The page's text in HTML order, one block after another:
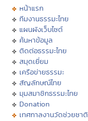
หน้าแรก
ทีมงานธรรมะไทย
แผนผังเว็บไซต์
ค้นหาข้อมูล
ติดต่อธรรมะไทย
สมุดเยี่ยม
เครือข่ายธรรมะ
สัญลักษณ์ไทย
มุมสมาชิกธรรมะไทย
Donation
เทศกาลงานวัดช่วยชาติ